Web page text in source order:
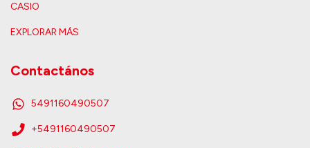
CASIO
EXPLORAR MÁS
Contactános
5491160490507
+5491160490507